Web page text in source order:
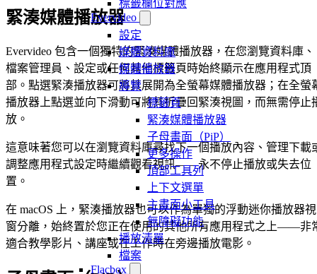
標籤欄位對應
Evervideo
設定
媒體資料庫
媒體播放器
導覽
標籤頁
緊湊媒體播放器
子母畫面（PiP）
更多操作
頂部工具列
上下文選單
主畫面小工具
無障礙功能
播放清單
檔案
Flacbox
緊湊媒體播放器
Evervideo 包含一個獨特的緊湊媒體播放器，在您瀏覽資料庫、
檔案管理員、設定或任何其他標籤頁時始終顯示在應用程式頂
部。點選緊湊播放器可將其展開為全螢幕媒體播放器；在全螢
播放器上點選並向下滑動可將其折疊回緊湊視圖，而無需停止
放。
這意味著您可以在瀏覽資料庫尋找下一個播放內容、管理下載
調整應用程式設定時繼續觀看視訊——永不停止播放或失去位
置。
在 macOS 上，緊湊播放器也可以作為單獨的浮動迷你播放器視
窗分離，始終置於您正在使用的其他所有應用程式之上——非
適合教學影片、講座或在工作時在旁邊播放電影。